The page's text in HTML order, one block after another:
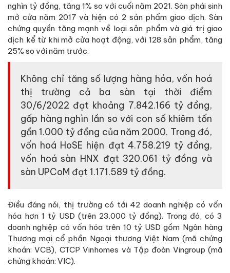
nghìn tỷ đồng, tăng 1% so với cuối năm 2021. Sàn phái sinh
mở cửa năm 2017 và hiện có 2 sản phẩm giao dịch. Sàn
chứng quyền tăng mạnh về loại sản phẩm và giá trị giao
dịch kể từ khi mở cửa hoạt động, với 128 sản phẩm, tăng
25% so với năm trước.
Không chỉ tăng số lượng hàng hóa, vốn hoá
thị trường cả ba sàn tại thời điểm
30/6/2022 đạt khoảng 7.842.166 tỷ đồng,
gấp hàng nghìn lần so với con số khiêm tốn
gần 1.000 tỷ đồng của năm 2000. Trong đó,
vốn hoá HoSE hiện đạt 4.758.219 tỷ đồng,
vốn hoá sàn HNX đạt 320.061 tỷ đồng và
sàn UPCoM đạt 1.171.589 tỷ đồng.
Điều đáng nói, thị trường có tới 42 doanh nghiệp có vốn
hóa hơn 1 tỷ USD (trên 23.000 tỷ đồng). Trong đó, có 3
doanh nghiệp có vốn hóa trên 10 tỷ USD gồm Ngân hàng
Thương mại cổ phần Ngoại thương Việt Nam (mã chứng
khoán: VCB), CTCP Vinhomes và Tập đoàn Vingroup (mã
chứng khoán: VIC).